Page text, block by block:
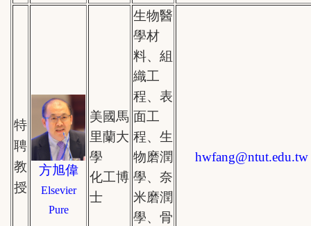
特
聘
教
授
方旭偉
Elsevier
Pure
美國馬
里蘭大
學
化工博
士
生物醫
學材
料、組
織工
程、表
面工
程、生
物磨潤
學、奈
米磨潤
學、骨
hwfang@ntut.edu.tw